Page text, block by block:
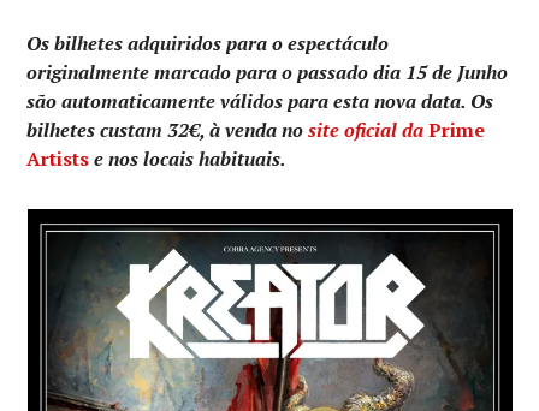
Os bilhetes adquiridos para o espectáculo
originalmente marcado para o passado dia 15 de Junho
são automaticamente válidos para esta nova data. Os
bilhetes custam 32€, à venda nosite oficial daPrime
Artistse nos locais habituais.